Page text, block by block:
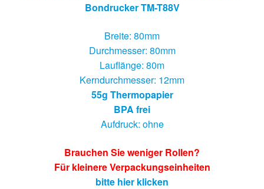
Bondrucker TM-T88V
Breite: 80mm
Durchmesser: 80mm
Lauflänge: 80m
Kerndurchmesser: 12mm
55g Thermopapier
BPA frei
Aufdruck: ohne
Brauchen Sie weniger Rollen?
Für kleinere Verpackungseinheiten
bitte hier klicken